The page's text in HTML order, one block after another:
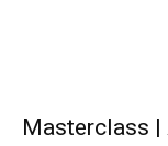
Masterclass